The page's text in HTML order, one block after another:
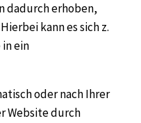
dadurch erhoben,
kann es sich z.
in ein
oder nach Ihrer
Website durch